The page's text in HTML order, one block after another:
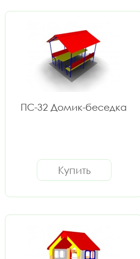
ПС-32 Домик-беседка
Купить